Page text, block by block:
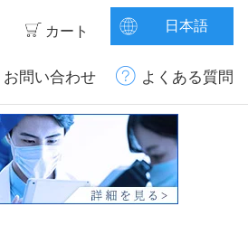
カート 日本語
お問い合わせ よくある質問